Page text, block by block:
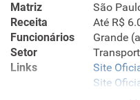
Matriz
São
Receita
Até R$
Funcionários
Grande
Setor
Links
Site
Site